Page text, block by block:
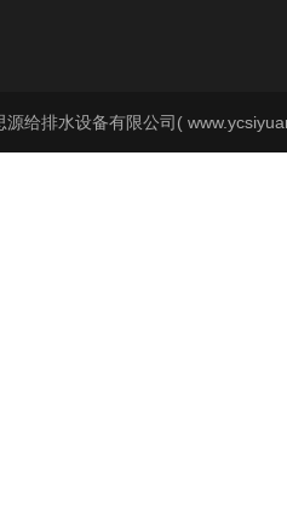
源给排水设备有限公司(